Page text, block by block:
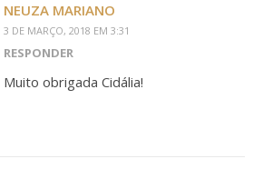
NEUZA MARIANO
3 DE MARÇO, 2018 EM 3:31
RESPONDER
Muito obrigada Cidália!